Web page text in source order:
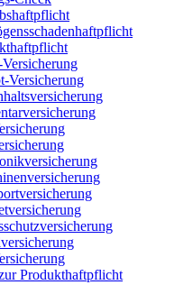
Versicherung
Produkthaftpflicht